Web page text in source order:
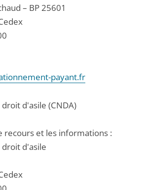
– BP 25601
payant.fr
d'asile (CNDA)
recours et les informations :
d'asile